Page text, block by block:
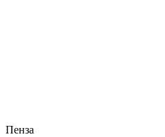
Пенза